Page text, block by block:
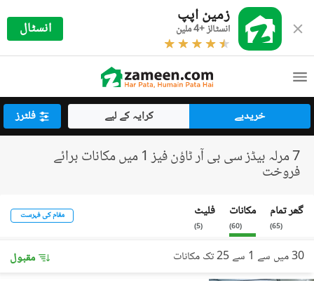
زمین اپپ
انسٹالز +4 ملین انسٹال
خریدیے کرایہ کے لیے فلٹرز
7 مرلہ بیڈز سی بی آر ٹاؤن فیز 1 میں مکانات برائے
فروخت
گھر تمام
(
65
)
مکانات
(
60
)
فلیٹ
(
5
)
مقام کی فہرست
30 میں سے 1 سے 25 تک مکانات مقبول